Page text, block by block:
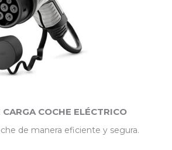
CARGA COCHE ELÉCTRICO
de manera eficiente y segura.